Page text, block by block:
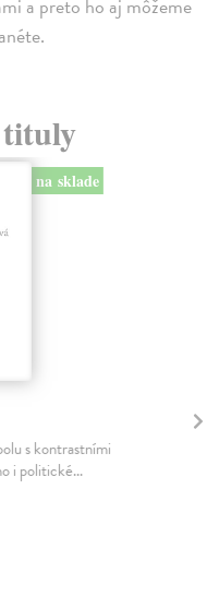
tituly
na sklade
s kontrastními
i politické...